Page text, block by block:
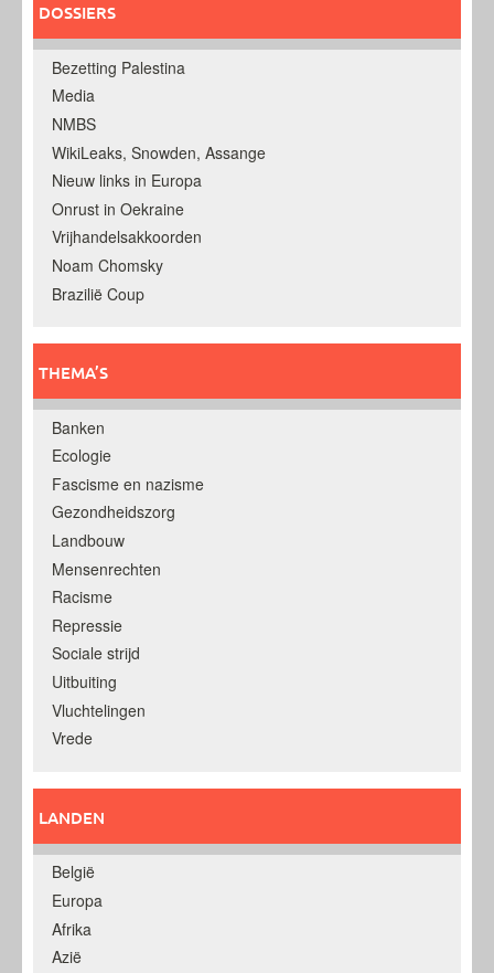
DOSSIERS
Bezetting Palestina
Media
NMBS
WikiLeaks, Snowden, Assange
Nieuw links in Europa
Onrust in Oekraine
Vrijhandelsakkoorden
Noam Chomsky
Brazilië Coup
THEMA’S
Banken
Ecologie
Fascisme en nazisme
Gezondheidszorg
Landbouw
Mensenrechten
Racisme
Repressie
Sociale strijd
Uitbuiting
Vluchtelingen
Vrede
LANDEN
België
Europa
Afrika
Azië